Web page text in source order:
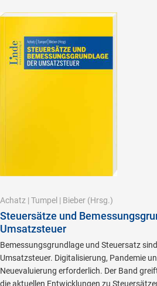
Achatz | Tumpel | Bieber (Hrsg.)
Steuersätze und
Umsatzsteuer
Bemessungsgrundlage und Steuersatz
Umsatzsteuer. Digitalisierung, Pandemie
Neuevaluierung erforderlich. Der Band
die aktuellen Entwicklungen zu